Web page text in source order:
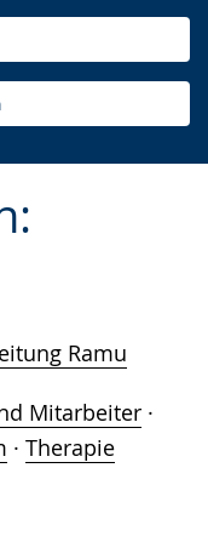
Ramu
Mitarbeiter ·
· Therapie